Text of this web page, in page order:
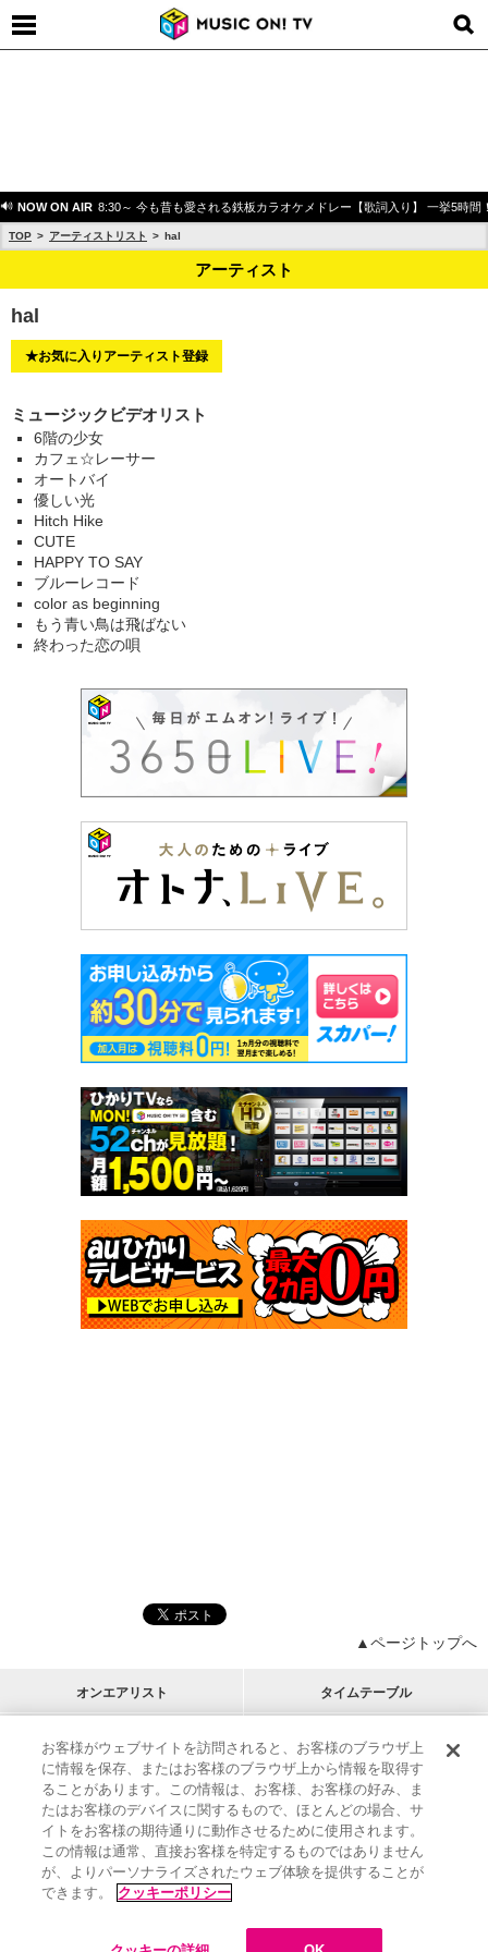
NOW ON AIR 8:30～ 今も昔も愛される鉄板カラオケメドレー【歌詞入り】 一挙5時間
TOP アーティストリスト hal
アーティスト
hal
★お気に入りアーティスト登録
ミュージックビデオリスト
6階の少女
カフェ☆レーサー
オートバイ
優しい光
Hitch Hike
CUTE
HAPPY TO SAY
ブルーレコード
color as beginning
もう青い鳥は飛ばない
終わった恋の唄
▲ページトップへ
オンエアリスト タイムテーブル
プログラムリスト チャート
アーティストリスト
M-ON!
RECOMMEND
リクエスト
インフォメーション | プレゼント&ご招待
MUSIC ON! TV（エムオン!）とは？ | サポート
サイト案内
| エムオン!友の会 | クッキーの詳細
お客様がウェブサイトを訪問されると、お客様のブラウザ上
に情報を保存、またはお客様のブラウザ上から情報を取得す
ることがあります。この情報は、お客様、お客様の好み、ま
たはお客様のデバイスに関するもので、ほとんどの場合、サ
イトをお客様の期待通りに動作させるために使用されます。
この情報は通常、直接お客様を特定するものではありません
が、よりパーソナライズされたウェブ体験を提供することが
できます。
クッキーポリシー